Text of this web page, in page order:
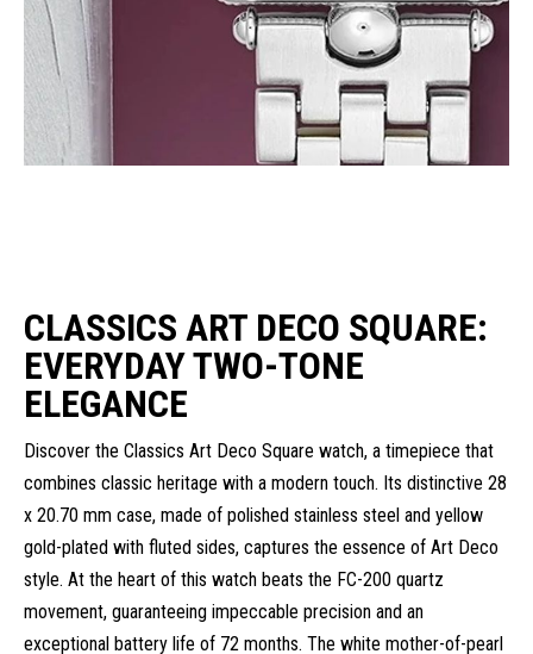
CLASSICS ART DECO SQUARE:
EVERYDAY TWO-TONE
ELEGANCE
Discover the Classics Art Deco Square watch, a timepiece that
combines classic heritage with a modern touch. Its distinctive 28
x 20.70 mm case, made of polished stainless steel and yellow
gold-plated with fluted sides, captures the essence of Art Deco
style. At the heart of this watch beats the FC-200 quartz
movement, guaranteeing impeccable precision and an
exceptional battery life of 72 months. The white mother-of-pearl